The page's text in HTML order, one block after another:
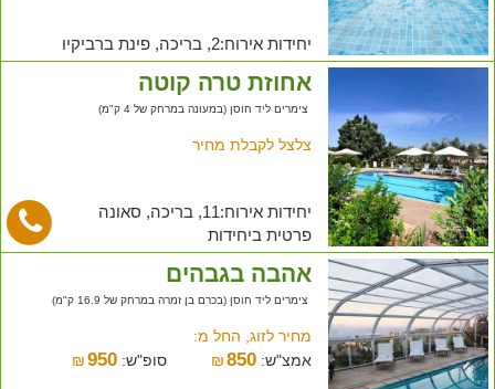
יחידות אירוח:2, בריכה, פינת ברביקיו
אחוזת טרה קוטה
צימרים ליד חוסן (במעונה במרחק של 4 ק"מ)
צלצל לקבלת מחיר
יחידות אירוח:11, בריכה, סאונה
פרטית ביחידות
אהבה בגבהים
צימרים ליד חוסן (בכרם בן זמרה במרחק של 16.9 ק"מ)
מחיר לזוג, החל מ:
אמצ"ש:
₪850 סופ"ש: ₪ 950